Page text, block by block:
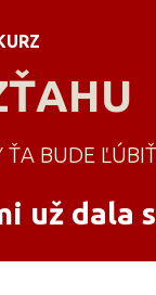
ŤA BUDE
už dala